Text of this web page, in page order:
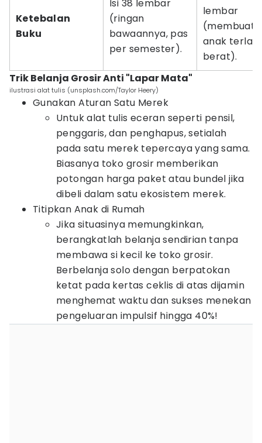
Ketebalan
Buku
Isi 38 lembar
(ringan
bawaannya, pas
per semester).
lembar
(membuat
anak terlalu
berat).
Trik Belanja Grosir Anti "Lapar Mata"
ilustrasi alat tulis (unsplash.com/Taylor Heery)
Gunakan Aturan Satu Merek
Untuk alat tulis eceran seperti pensil,
penggaris, dan penghapus, setialah
pada satu merek tepercaya yang sama.
Biasanya toko grosir memberikan
potongan harga paket atau bundel jika
dibeli dalam satu ekosistem merek.
Titipkan Anak di Rumah
Jika situasinya memungkinkan,
berangkatlah belanja sendirian tanpa
membawa si kecil ke toko grosir.
Berbelanja solo dengan berpatokan
ketat pada kertas ceklis di atas dijamin
menghemat waktu dan sukses menekan
pengeluaran impulsif hingga 40%!